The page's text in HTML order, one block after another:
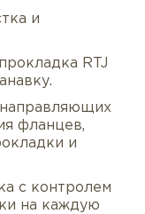
и
RTJ
фланцев,
и
с контролем
на каждую